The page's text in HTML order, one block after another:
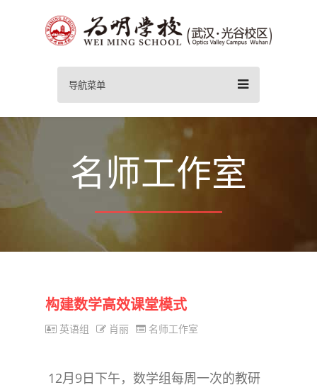
导航菜单
名师工作室
构建数学高效课堂模式
英语组 肖丽 名师工作室
12月9日下午，数学组每周一次的教研